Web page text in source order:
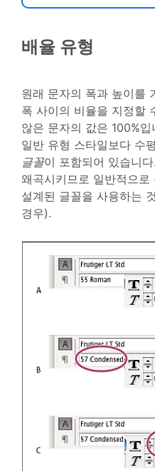
배율 유형
원래 문자의 폭과 높이를
폭 사이의 비율을 지정할
않은 문자의 값은 100%
일반 유형 스타일보다 수
글꼴이 포함되어 있습니다.
왜곡시키므로 일반적으
설계된 글꼴을 사용하는
경우).